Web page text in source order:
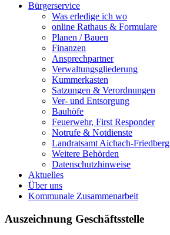
Bürgerservice
Was erledige ich wo
online Rathaus & Formulare
Planen / Bauen
Finanzen
Ansprechpartner
Verwaltungsgliederung
Kummerkasten
Satzungen & Verordnungen
Ver- und Entsorgung
Bauhöfe
Feuerwehr, First Responder
Notrufe & Notdienste
Landratsamt Aichach-Friedberg
Weitere Behörden
Datenschutzhinweise
Aktuelles
Über uns
Kommunale Zusammenarbeit
Auszeichnung Geschäftsstelle